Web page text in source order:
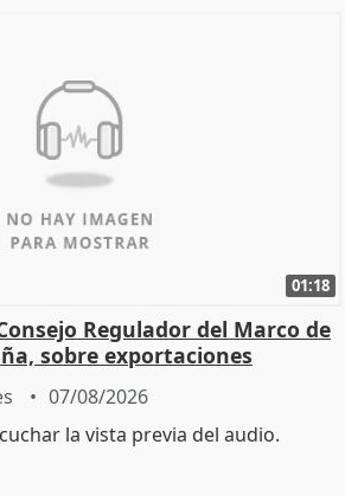
01:18
Regulador del Marco de
sobre exportaciones
07/08/2026